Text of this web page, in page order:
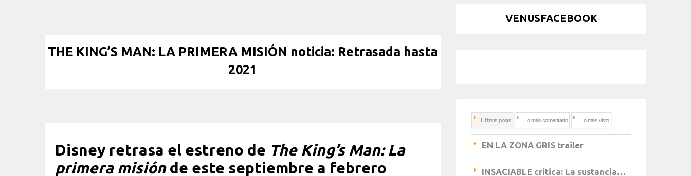
THE KING’S MAN: LA PRIMERA MISIÓN noticia: Retrasada hasta
2021
Disney retrasa el estreno de The King’s Man: La
primera misión de este septiembre a febrero
VENUSFACEBOOK
Ultimos posts Lo más comentado Lo más visto
EN LA ZONA GRIS trailer
INSACIABLE crítica: La sustancia…